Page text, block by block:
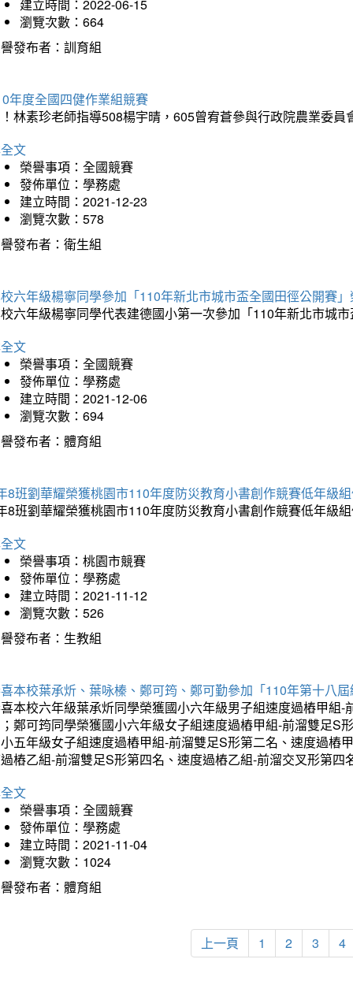
建立時間：2022-06-15
瀏覽次數：664
發布者：訓育組
年度全國四健作業組競賽
林素珍老師指導508楊宇晴，605曾宥蒼參與行政院農業委
文
榮譽事項：全國競賽
發佈單位：學務處
建立時間：2021-12-23
瀏覽次數：578
發布者：衛生組
六年級楊寧同學參加「110年新北市城市盃全國田徑公開賽
六年級楊寧同學代表建德國小第一次參加「110年新北市城
文
榮譽事項：全國競賽
發佈單位：學務處
建立時間：2021-12-06
瀏覽次數：694
發布者：體育組
8班劉華耀榮獲桃園市110年度防災教育小書創作競賽低年級
8班劉華耀榮獲桃園市110年度防災教育小書創作競賽低年級
文
榮譽事項：桃園市競賽
發佈單位：學務處
建立時間：2021-11-12
瀏覽次數：526
發布者：生教組
本校葉承炘、葉咏榛、鄭可筠、鄭可勤參加「110年第十八
本校六年級葉承炘同學榮獲國小六年級男子組速度過樁甲組
鄭可筠同學榮獲國小六年級女子組速度過樁甲組-前溜雙足S
五年級女子組速度過樁甲組-前溜雙足S形第二名、速度過樁
樁乙組-前溜雙足S形第四名、速度過樁乙組-前溜交叉形第四
文
榮譽事項：全國競賽
發佈單位：學務處
建立時間：2021-11-04
瀏覽次數：1024
發布者：體育組
上一頁 1 2 3 4